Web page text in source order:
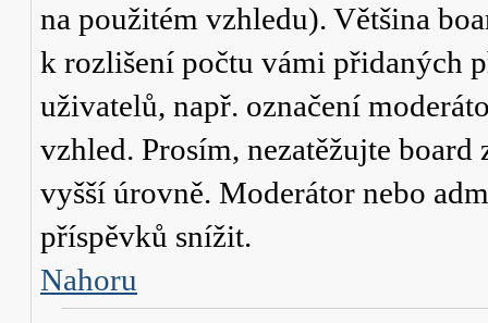
na použitém vzhledu). Většina
k rozlišení počtu vámi přidaných
uživatelů, např. označení
vzhled. Prosím, nezatěžujte
vyšší úrovně. Moderátor nebo
příspěvků snížit.
Nahoru